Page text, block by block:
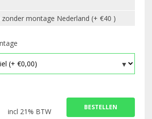
zonder montage Nederland (+ €40 )
incl 21% BTW BESTELLEN